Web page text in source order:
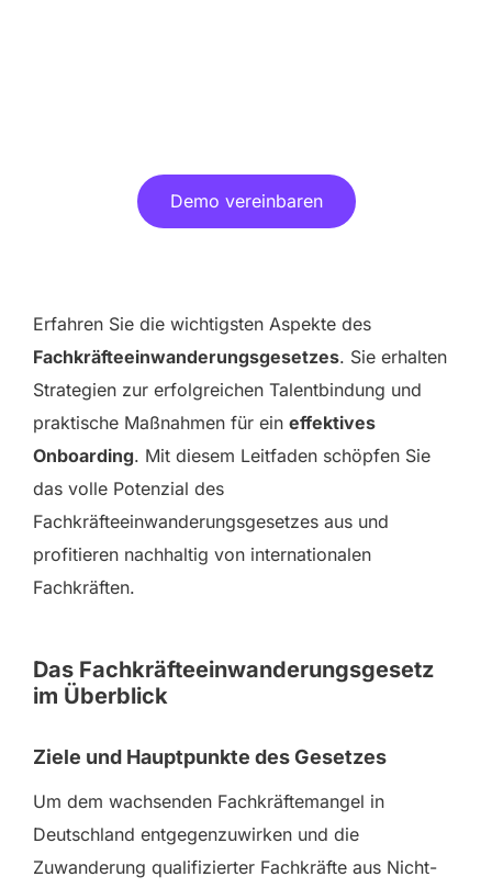
Demo vereinbaren
Erfahren Sie die wichtigsten Aspekte des
Fachkräfteeinwanderungsgesetzes. Sie erhalten
Strategien zur erfolgreichen Talentbindung und
praktische Maßnahmen für ein effektives
Onboarding. Mit diesem Leitfaden schöpfen Sie
das volle Potenzial des
Fachkräfteeinwanderungsgesetzes aus und
profitieren nachhaltig von internationalen
Fachkräften.
Das Fachkräfteeinwanderungsgesetz
im Überblick
Ziele und Hauptpunkte des Gesetzes
Um dem wachsenden Fachkräftemangel in
Deutschland entgegenzuwirken und die
Zuwanderung qualifizierter Fachkräfte aus Nicht-